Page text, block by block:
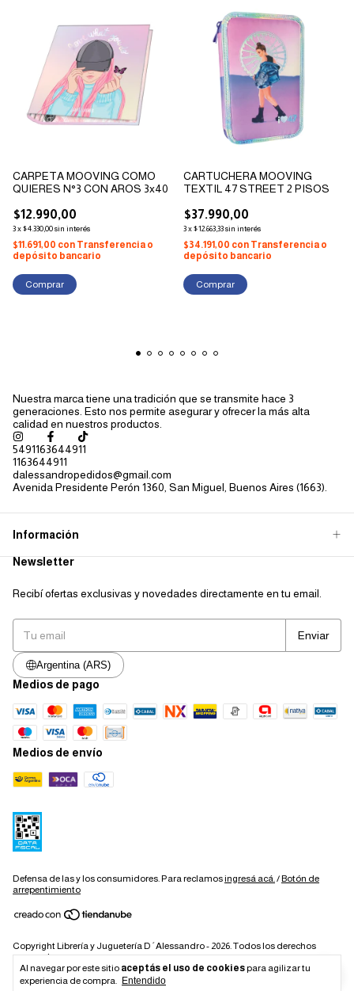
Al navegar por este sitio aceptás el uso de cookiespara agilizar tu
experiencia de compra. Entendido
CARPETA MOOVING COMO
QUIERES N°3 CON AROS 3x40
$12.990,00
3x$4.330,00sin interés
$11.691,00 con Transferencia o
depósito bancario
Comprar
CARTUCHERA MOOVING
TEXTIL 47 STREET 2 PISOS
$37.990,00
3x$12.663,33sin interés
$34.191,00 con Transferencia o
depósito bancario
Nuestra marca tiene una tradición que se transmite hace 3
generaciones. Esto nos permite asegurar y ofrecer la más alta
calidad en nuestros productos.
5491163644911
1163644911
dalessandropedidos@gmail.com
Avenida Presidente Perón 1360, San Miguel, Buenos Aires (1663).
Información
Newsletter
Recibí ofertas exclusivas y novedades directamente en tu email.
Argentina (ARS)
Medios de pago
Medios de envío
Defensa de las y los consumidores. Para reclamosingresá acá./Botón de
arrepentimiento
Copyright Librería y Juguetería D´Alessandro - 2026. Todos los derechos
reservados.